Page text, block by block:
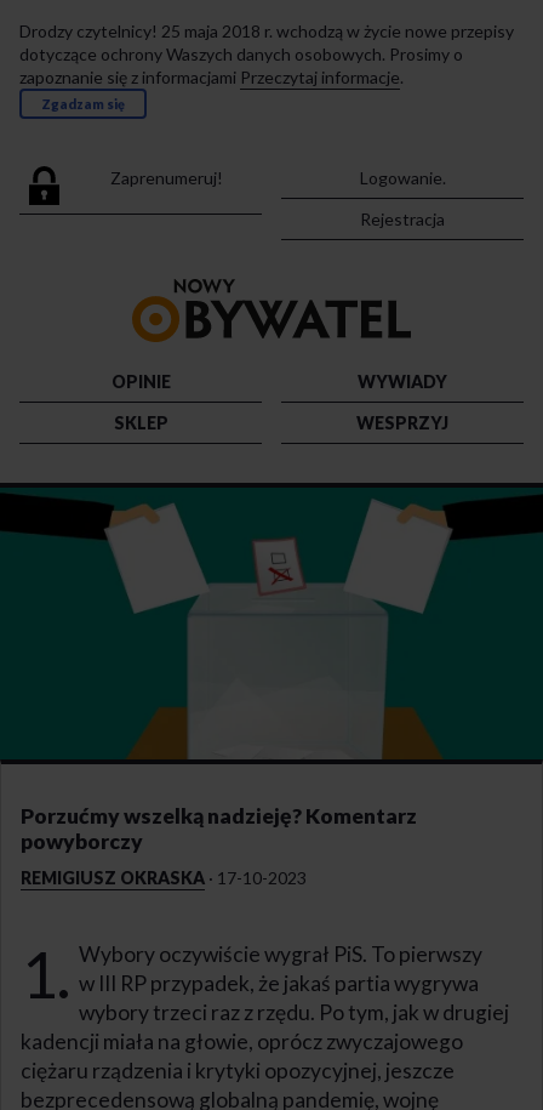
Drodzy czytelnicy! 25 maja 2018 r. wchodzą w życie nowe przepisy
dotyczące ochrony Waszych danych osobowych. Prosimy o
zapoznanie się z informacjami Przeczytaj informacje.
Zgadzam się
Zaprenumeruj!
Logowanie.
Rejestracja
strony
OPINIE
WYWIADY
SKLEP
WESPRZYJ
Porzućmy wszelką nadzieję? Komentarz
powyborczy
REMIGIUSZ OKRASKA · 17-10-2023
1. Wybory oczywiście wygrał PiS. To pierwszy
w III RP przypadek, że jakaś partia wygrywa
wybory trzeci raz z rzędu. Po tym, jak w drugiej
kadencji miała na głowie, oprócz zwyczajowego
ciężaru rządzenia i krytyki opozycyjnej, jeszcze
bezprecedensową globalną pandemię, wojnę